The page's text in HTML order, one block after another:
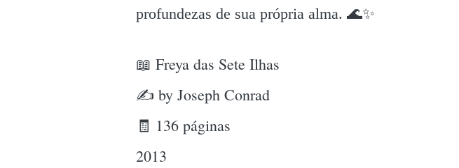
profundezas de sua própria alma. 🌊✨️
📖 Freya das Sete Ilhas
✍ by Joseph Conrad
🧾 136 páginas
2013